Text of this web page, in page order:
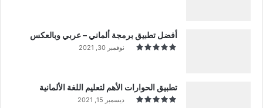
أفضل تطبيق برمجة ألماني – عربي وبالعكس
نوفمبر 30, 2021
تطبيق الحوارات الأهم لتعليم اللغة الألمانية
ديسمبر 15, 2021